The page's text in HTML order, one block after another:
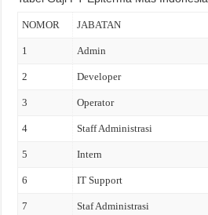
NOMOR JABATAN
1 Admin
2 Developer
3 Operator
4 Staff Administrasi
5 Intern
6 IT Support
7 Staf Administrasi